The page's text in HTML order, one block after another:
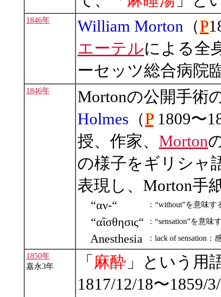
1846年 William Morton （P
エーテルによる全
ーセッツ総合病院
1846年
Mortonの公開手術
Holmes （P 1809〜
授、作家、 Morton
の様子をギリシャ
表現し、Morton手
“αν-“ ：“without”を意味
“αἲσθησις“ ：“sensation”を意
Anesthesia ：lack of sensation
1850年
嘉永3年
「 麻酔 」という用
1817/12/18〜1859/